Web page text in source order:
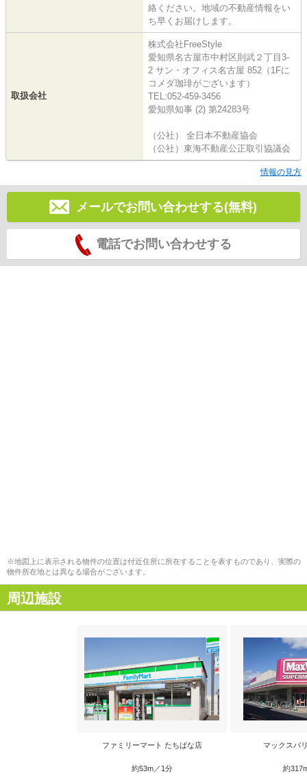
絡ください。地域の不動産情報をい
ち早くお届けします。
取扱会社
株式会社FreeStyle
愛知県名古屋市中村区則武２丁目3-
2 サン・オフィス名古屋 852（1Fに
コメダ珈琲がございます）
TEL:052-459-3456
愛知県知事 (2) 第24283号
（公社） 全日本不動産協会
（公社）東海不動産公正取引協議会
情報の見方
メールでお問い合わせする(無料)
電話でお問い合わせする
※地図上に表示される物件の位置は付近住所に所在することを表すものであり、実際の
物件所在地とは異なる場合がございます。
周辺施設
ファミリーマート たちばな店
約53m／1分
マックスバ
約